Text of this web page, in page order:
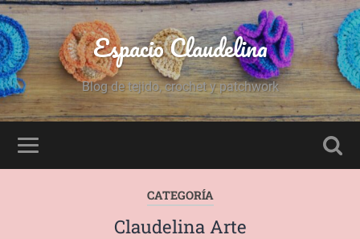
Espacio Claudelina
Blog de tejido, crochet y patchwork
CATEGORÍA
Claudelina Arte